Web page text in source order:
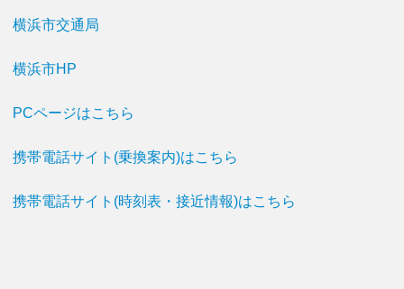
横浜市交通局
横浜市HP
PCページはこちら
携帯電話サイト(乗換案内)はこちら
携帯電話サイト(時刻表・接近情報)はこちら